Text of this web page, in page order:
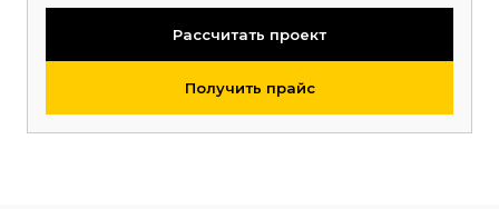
Рассчитать проект
Получить прайс